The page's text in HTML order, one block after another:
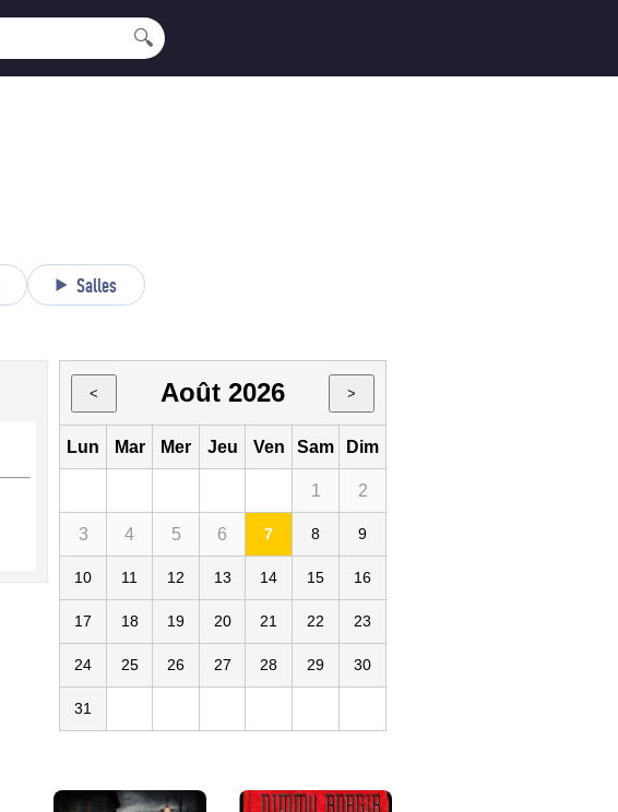
🔍
Salles
< Août 2026 >
Lun Mar Mer Jeu Ven Sam Dim
1 2
3 4 5 6 7 8 9
10 11 12 13 14 15 16
17 18 19 20 21 22 23
24 25 26 27 28 29 30
31